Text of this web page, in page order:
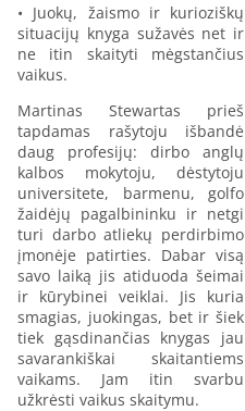
• Juokų, žaismo ir kurioziškų
situacijų knyga sužavės net ir
ne itin skaityti mėgstančius
vaikus.
Martinas Stewartas prieš
tapdamas rašytoju išbandė
daug profesijų: dirbo anglų
kalbos mokytoju, dėstytoju
universitete, barmenu, golfo
žaidėjų pagalbininku ir netgi
turi darbo atliekų perdirbimo
įmonėje patirties. Dabar visą
savo laiką jis atiduoda šeimai
ir kūrybinei veiklai. Jis kuria
smagias, juokingas, bet ir šiek
tiek gąsdinančias knygas jau
savarankiškai skaitantiems
vaikams. Jam itin svarbu
užkrėsti vaikus skaitymu.